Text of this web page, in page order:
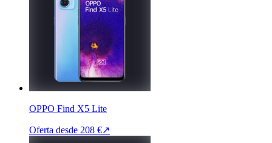
OPPO Find X5 Lite
Oferta desde 208 €↗